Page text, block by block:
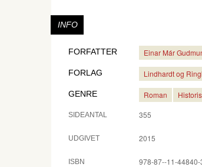
INFO
FORFATTER Einar Már
FORLAG Lindhardt og
GENRE Roman
SIDEANTAL 355
UDGIVET 2015
ISBN 978-87--11-44840-